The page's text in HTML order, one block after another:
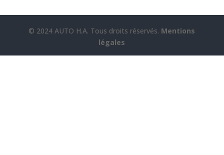
© 2024 AUTO H.A. Tous droits réservés. Mentions
légales